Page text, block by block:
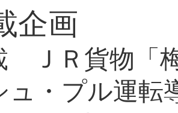
企画
ＪＲ貨物「
ュ・プル運転